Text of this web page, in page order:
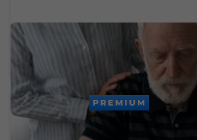
Chceš sa vyhnúť demencii v
troch návykov medzi 45. a 65.
dekádu zdravého života
PREMIUM